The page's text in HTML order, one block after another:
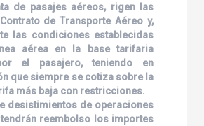
de pasajes aéreos, rigen las
de Transporte Aéreo y,
las condiciones establecidas
aérea en la base tarifaria
el pasajero, teniendo en
que siempre se cotiza sobre la
más baja con restricciones.
desistimientos de operaciones
reembolso los importes